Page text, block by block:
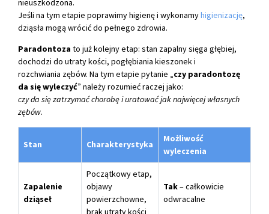
nieuszkodzona.
Jeśli na tym etapie poprawimy higienę i wykonamyhigienizację,
dziąsła mogą wrócić do pełnego zdrowia.
Paradontoza to już kolejny etap: stan zapalny sięga głębiej,
dochodzi do utraty kości, pogłębiania kieszonek i
rozchwiania zębów. Na tym etapie pytanie „czy paradontozę
da się wyleczyć” należy rozumieć raczej jako:
czy da się zatrzymać chorobę i uratować jak najwięcej własnych
zębów.
Stan Charakterystyka
Możliwość
wyleczenia
Zapalenie
dziąseł
Początkowy etap,
objawy
powierzchowne,
brak utraty kości
Tak– całkowicie
odwracalne